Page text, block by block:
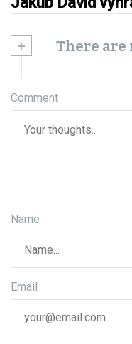
i
g
c
r
o
ř
í
+ There are
Comment
Name
Email